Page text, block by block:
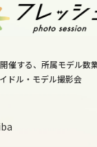
催する、所属モデル数
ドル・モデル撮影会